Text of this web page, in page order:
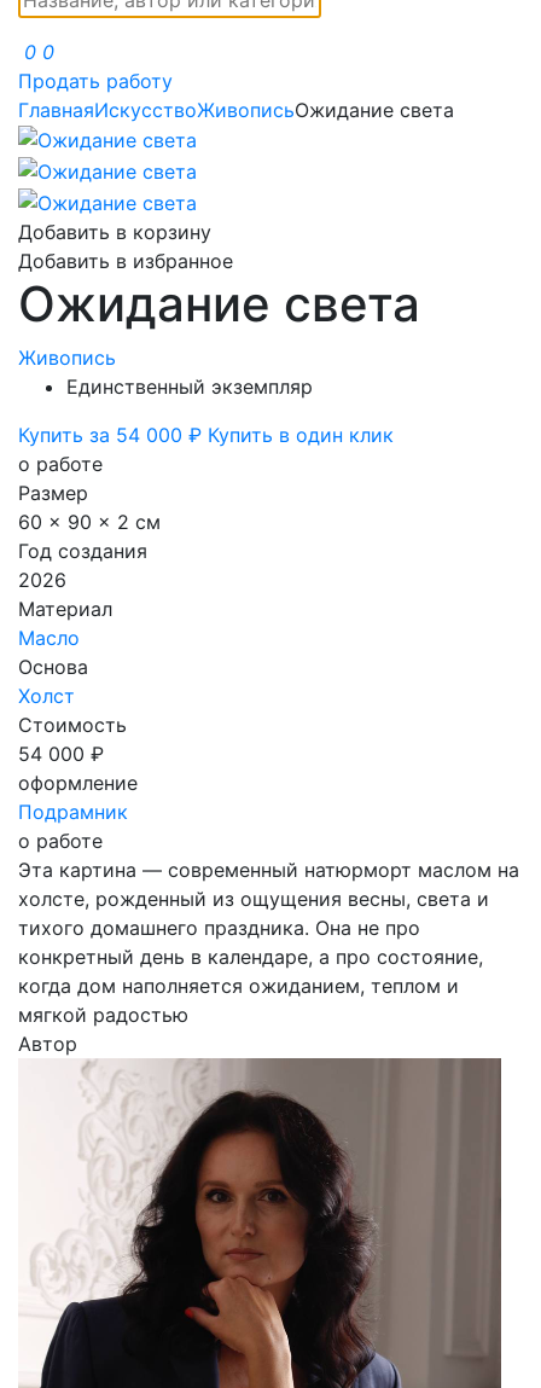
0 0
Продать работу
ГлавнаяИскусствоЖивописьОжидание света
Добавить в корзину
Добавить в избранное
Ожидание света
Живопись
Единственный экземпляр
Купить за 54 000 ₽ Купить в один клик
о работе
Размер
60 x 90 x 2 см
Год создания
2026
Материал
Масло
Основа
Холст
Стоимость
54 000 ₽
оформление
Подрамник
о работе
Эта картина — современный натюрморт маслом на
холсте, рожденный из ощущения весны, света и
тихого домашнего праздника. Она не про
конкретный день в календаре, а про состояние,
когда дом наполняется ожиданием, теплом и
мягкой радостью
Автор